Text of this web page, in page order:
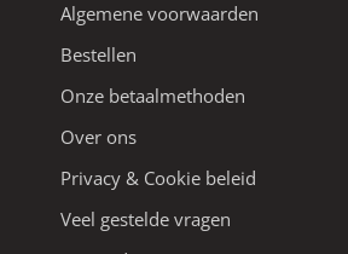
Algemene voorwaarden
Bestellen
Onze betaalmethoden
Over ons
Privacy & Cookie beleid
Veel gestelde vragen